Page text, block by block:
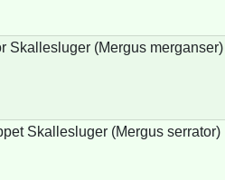
Skallesluger (Mergus merganser)
Skallesluger (Mergus serrator)